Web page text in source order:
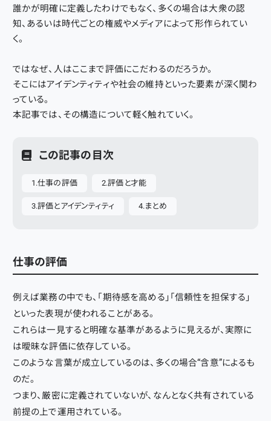
誰かが明確に定義したわけでもなく、多くの場合は大衆の認
知、あるいは時代ごとの権威やメディアによって形作られてい
く。
ではなぜ、人はここまで評価にこだわるのだろうか。
そこにはアイデンティティや社会の維持といった要素が深く関わ
っている。
本記事では、その構造について軽く触れていく。
この記事の目次
仕事の評価 評価と才能
評価とアイデンティティ まとめ
仕事の評価
例えば業務の中でも、「期待感を高める」「信頼性を担保する」
といった表現が使われることがある。
これらは一見すると明確な基準があるように見えるが、実際に
は曖昧な評価に依存している。
このような言葉が成立しているのは、多くの場合“含意”によるも
のだ。
つまり、厳密に定義されていないが、なんとなく共有されている
前提の上で運用されている。